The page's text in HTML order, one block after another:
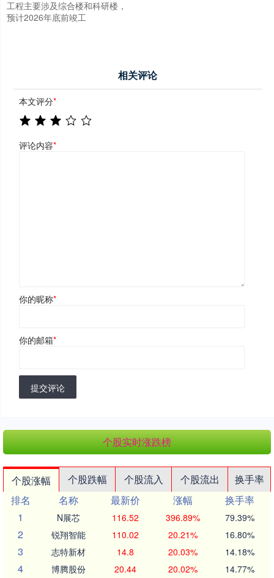
工程主要涉及综合楼和科研楼，
预计2026年底前竣工
相关评论
本文评分*
评论内容*
你的昵称*
你的邮箱*
提交评论
个股实时涨跌榜
个股涨幅 个股跌幅 个股流入 个股流出
换手率
排名
名称 最新价 涨幅
换手率
1
N展芯 116.52 396.89% 79.39%
2 锐翔智能 110.02 20.21% 16.80%
3 志特新材 14.8 20.03% 14.18%
4 博腾股份 20.44 20.02% 14.77%